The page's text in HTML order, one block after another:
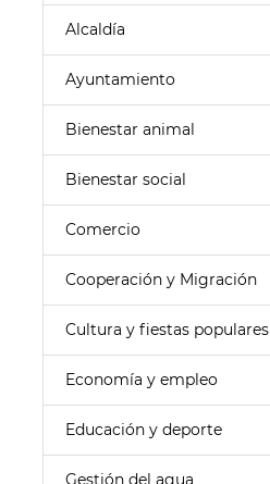
Alcaldía
Ayuntamiento
Bienestar animal
Bienestar social
Comercio
Cooperación y Migración
Cultura y fiestas populares
Economía y empleo
Educación y deporte
Gestión del agua